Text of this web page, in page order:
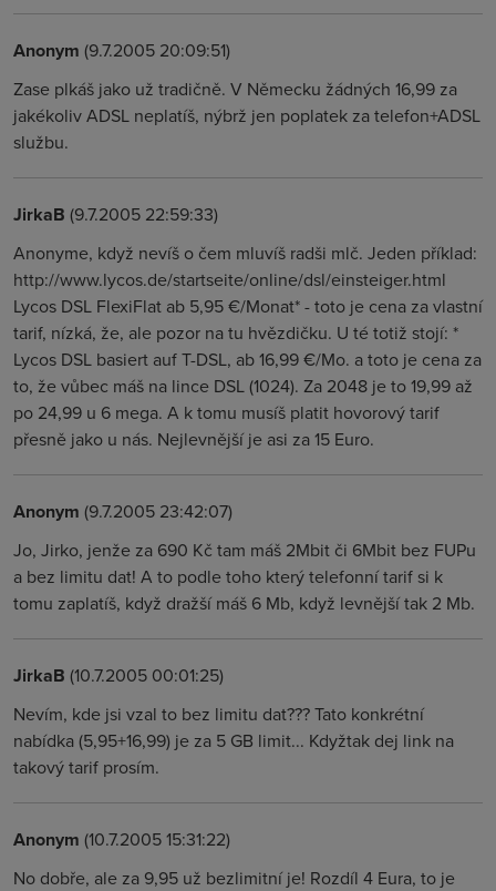
Anonym (9.7.2005 20:09:51)
Zase plkáš jako už tradičně. V Německu žádných 16,99 za
jakékoliv ADSL neplatíš, nýbrž jen poplatek za telefon+ADSL
službu.
JirkaB (9.7.2005 22:59:33)
Anonyme, když nevíš o čem mluvíš radši mlč. Jeden příklad:
http://www.lycos.de/startseite/online/dsl/einsteiger.html
Lycos DSL FlexiFlat ab 5,95 €/Monat* - toto je cena za vlastní
tarif, nízká, že, ale pozor na tu hvězdičku. U té totiž stojí: *
Lycos DSL basiert auf T-DSL, ab 16,99 €/Mo. a toto je cena za
to, že vůbec máš na lince DSL (1024). Za 2048 je to 19,99 až
po 24,99 u 6 mega. A k tomu musíš platit hovorový tarif
přesně jako u nás. Nejlevnější je asi za 15 Euro.
Anonym (9.7.2005 23:42:07)
Jo, Jirko, jenže za 690 Kč tam máš 2Mbit či 6Mbit bez FUPu
a bez limitu dat! A to podle toho který telefonní tarif si k
tomu zaplatíš, když dražší máš 6 Mb, když levnější tak 2 Mb.
JirkaB (10.7.2005 00:01:25)
Nevím, kde jsi vzal to bez limitu dat??? Tato konkrétní
nabídka (5,95+16,99) je za 5 GB limit... Kdyžtak dej link na
takový tarif prosím.
Anonym (10.7.2005 15:31:22)
No dobře, ale za 9,95 už bezlimitní je! Rozdíl 4 Eura, to je